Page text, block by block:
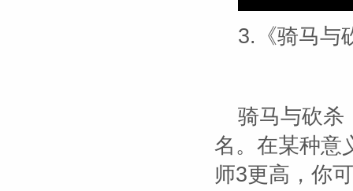
3.《骑马与
骑马与砍杀
名。在某种意
师3更高，你